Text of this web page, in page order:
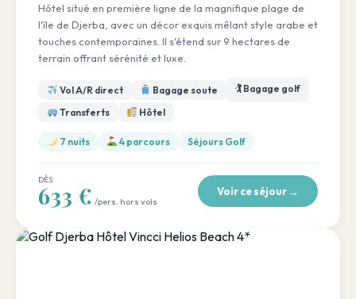
Hôtel situé en première ligne de la magnifique plage de
l'île de Djerba, avec un décor exquis mêlant style arabe et
touches contemporaines. Il s'étend sur 9 hectares de
terrain offrant sérénité et luxe.
Vol A/R direct Bagage soute
🏌️ Bagage golf
Transferts
Hôtel
7 nuits 4 parcours Séjours Golf
DÈS
633 € /pers. hors vols
Voir ce séjour →